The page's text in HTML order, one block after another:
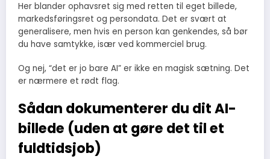
Her blander ophavsret sig med retten til eget billede,
markedsføringsret og persondata. Det er svært at
generalisere, men hvis en person kan genkendes, så bør
du have samtykke, især ved kommerciel brug.
Og nej, “det er jo bare AI” er ikke en magisk sætning. Det
er nærmere et rødt flag.
Sådan dokumenterer du dit AI-
billede (uden at gøre det til et
fuldtidsjob)